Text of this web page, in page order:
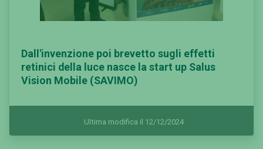
Dall'invenzione poi brevetto sugli effetti
retinici della luce nasce la start up Salus
Vision Mobile (SAVIMO)
Ultima modifica il 12/12/2024